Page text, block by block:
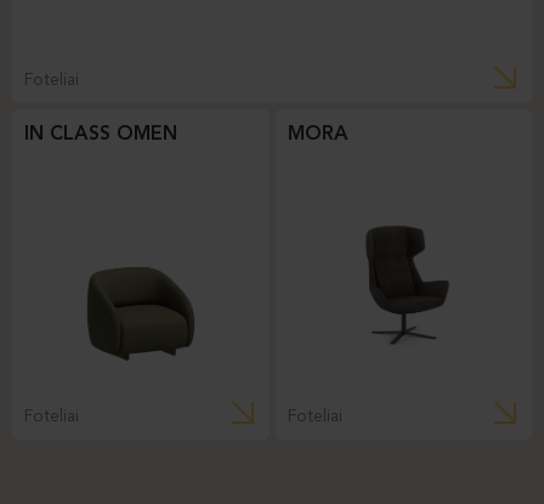
Foteliai
IN CLASS OMEN
Foteliai
MORA
Foteliai